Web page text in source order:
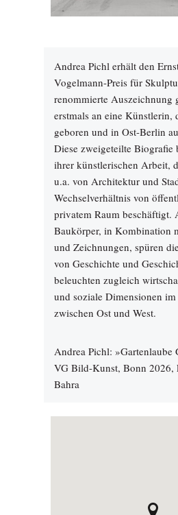
Andrea Pichl erhält den
Vogelmann-Preis für
renommierte Auszeichnung
erstmals an eine Künstlerin,
geboren und in Ost-Berlin
Diese zweigeteilte Biografie
ihrer künstlerischen Arbeit,
u.a. von Architektur und
Wechselverhältnis von
privatem Raum beschäftigt.
Baukörper, in Kombination
und Zeichnungen, spüren
von Geschichte und
beleuchten zugleich
und soziale Dimensionen
zwischen Ost und West.
Andrea Pichl:
VG Bild-Kunst, Bonn 2026,
Bahra